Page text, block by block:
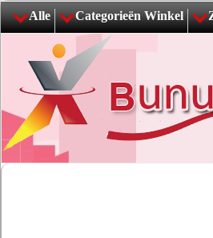
Alle Categorieën Winkel